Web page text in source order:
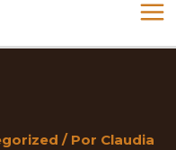
/ Por Claudia